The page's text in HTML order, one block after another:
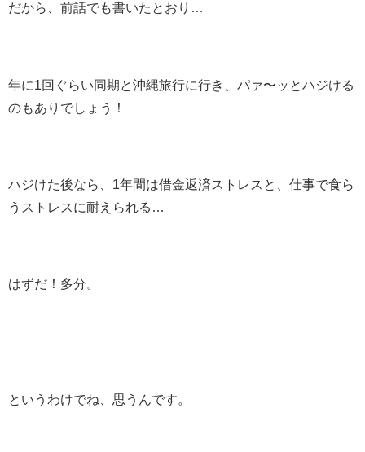
だから、前話でも書いたとおり…
年に1回ぐらい同期と沖縄旅行に行き、パァ〜ッとハジける
のもありでしょう！
ハジけた後なら、1年間は借金返済ストレスと、仕事で食ら
うストレスに耐えられる…
はずだ！多分。
というわけでね、思うんです。